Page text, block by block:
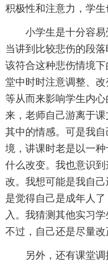
积极性和注意力，学生
小学生是十分容易
当讲到比较悲伤的段
该符合这种悲伤情境
堂中时时注意调整、
等从而来影响学生内
来，老师自己游离于
其中的情感。可是我
境，讲课时老是以一
什么改变。我也意识
改。我想可能是我自
是觉得自己是成年人
入。我猜测其他实习
不过，自己还是尽量改
另外，还有课堂